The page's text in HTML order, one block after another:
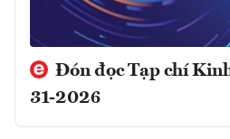
Đón đọc Tạp chí
31-2026